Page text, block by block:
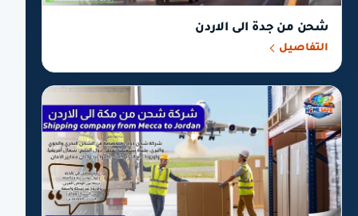
شحن من جدة الى الاردن
التفاصيل